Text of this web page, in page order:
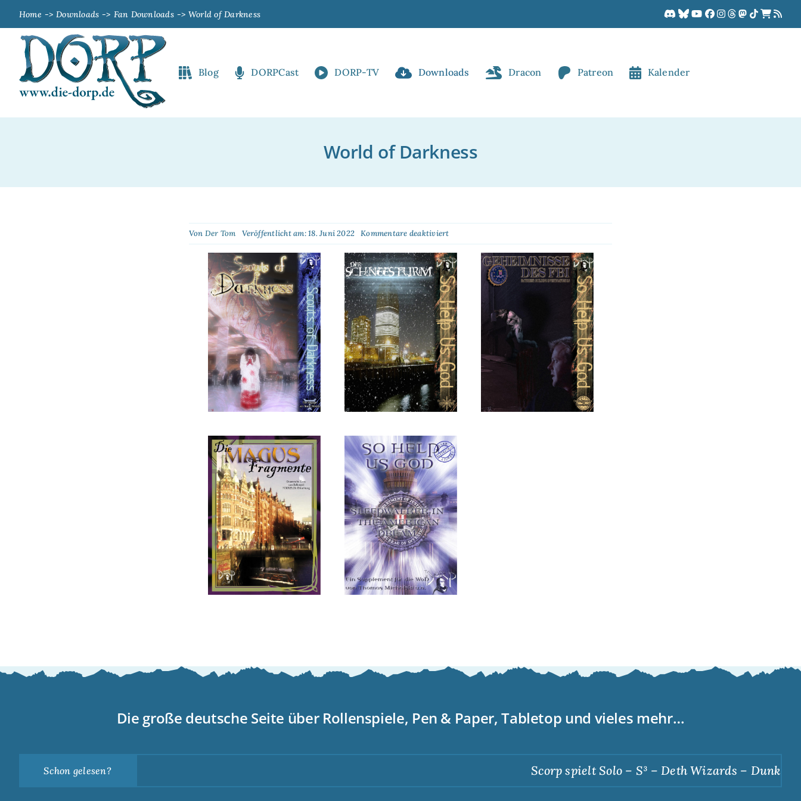
springen
Home Downloads Fan Downloads World of Darkness
Blog DORPCast DORP-TV Downloads Dracon Patreon Kalender
World of Darkness
Von Der Tom Veröffentlicht am: 18. Juni 2022 Kommentare deaktiviertfür
World
of
Darkness
nWoD –
Scouts of
Darkness
nWoD – Der
Schneesturm
nWoD –
Geheimnisse
des FBI
oWoD – Die
Magus-
Fragmente
oWoD – So
Help Us God:
Sleepwalkers
in the
American
Dream
Die große deutsche Seite über Rollenspiele, Pen & Paper, Tabletop und vieles mehr…
Schon gelesen? Scorp spielt Solo – S³ – Deth Wizards – Dunkle